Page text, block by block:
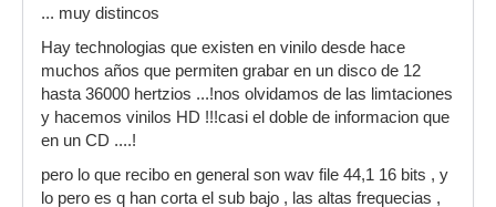
... muy distincos
Hay technologias que existen en vinilo desde hace
muchos años que permiten grabar en un disco de 12
hasta 36000 hertzios ...!nos olvidamos de las limtaciones
y hacemos vinilos HD !!!casi el doble de informacion que
en un CD ....!
pero lo que recibo en general son wav file 44,1 16 bits , y
lo pero es q han corta el sub bajo , las altas frequecias ,